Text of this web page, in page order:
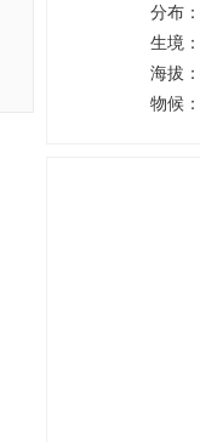
分布 ：
生境 ：
海拔 ：
物候 ：